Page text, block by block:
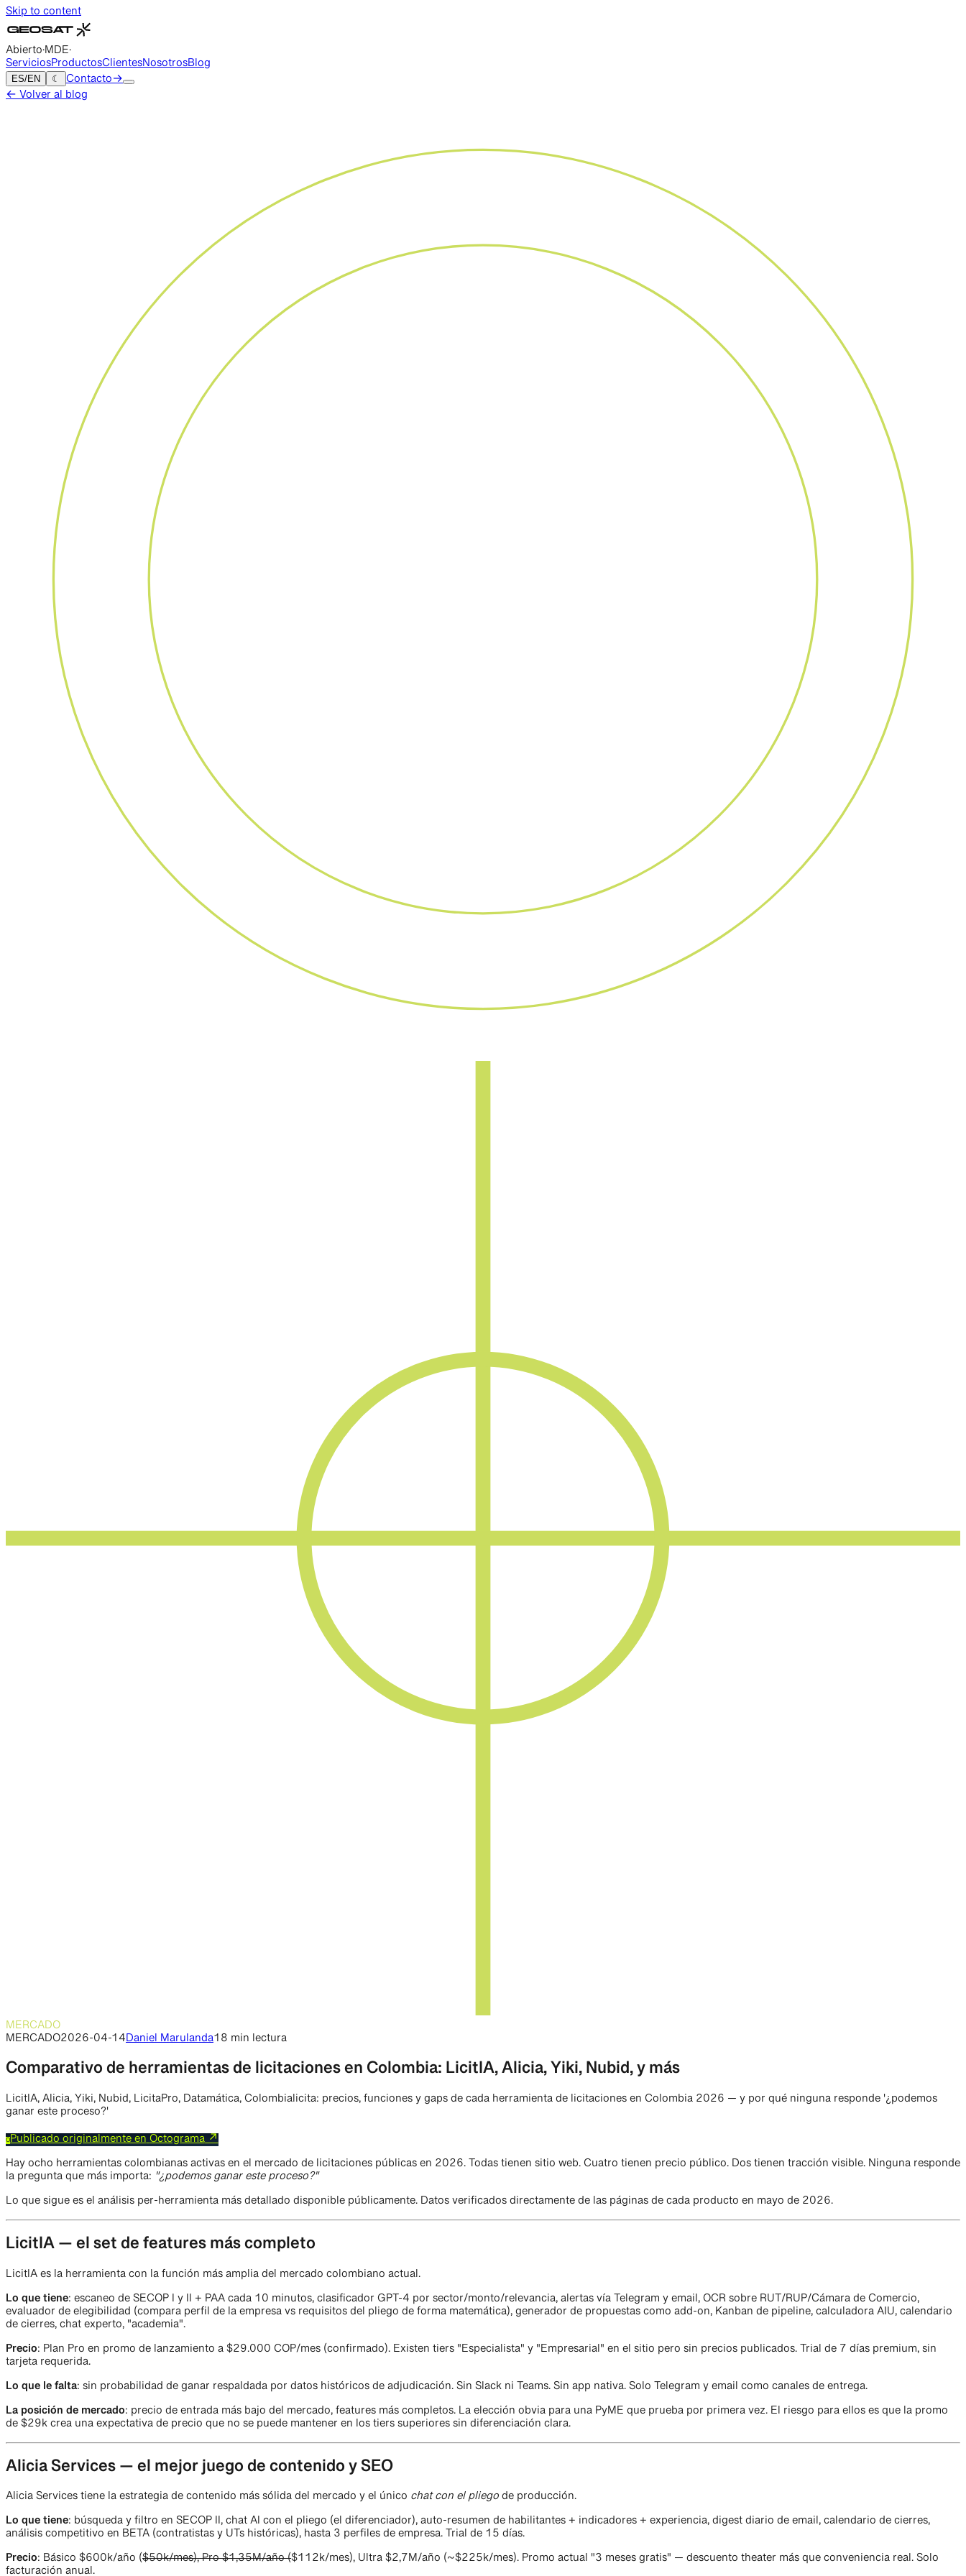
Skip to content
Abierto·MDE·
ServiciosProductosClientesNosotrosBlog
ES/EN ☾ Contacto→
←Volver al blog
MERCADO
MERCADO2026-04-14Daniel Marulanda18 min lectura
Comparativo de herramientas de licitaciones en Colombia: LicitIA, Alicia, Yiki, Nubid, y más
LicitIA, Alicia, Yiki, Nubid, LicitaPro, Datamática, Colombialicita: precios, funciones y gaps de cada herramienta de licitaciones en Colombia 2026 — y por qué ninguna responde '¿podemos
ganar este proceso?'
OPublicado originalmente en Octograma↗
Hay ocho herramientas colombianas activas en el mercado de licitaciones públicas en 2026. Todas tienen sitio web. Cuatro tienen precio público. Dos tienen tracción visible. Ninguna responde
la pregunta que más importa: "¿podemos ganar este proceso?"
Lo que sigue es el análisis per-herramienta más detallado disponible públicamente. Datos verificados directamente de las páginas de cada producto en mayo de 2026.
LicitIA — el set de features más completo
LicitIA es la herramienta con la función más amplia del mercado colombiano actual.
Lo que tiene: escaneo de SECOP I y II + PAA cada 10 minutos, clasificador GPT-4 por sector/monto/relevancia, alertas vía Telegram y email, OCR sobre RUT/RUP/Cámara de Comercio,
evaluador de elegibilidad (compara perfil de la empresa vs requisitos del pliego de forma matemática), generador de propuestas como add-on, Kanban de pipeline, calculadora AIU, calendario
de cierres, chat experto, "academia".
Precio: Plan Pro en promo de lanzamiento a $29.000 COP/mes (confirmado). Existen tiers "Especialista" y "Empresarial" en el sitio pero sin precios publicados. Trial de 7 días premium, sin
tarjeta requerida.
Lo que le falta: sin probabilidad de ganar respaldada por datos históricos de adjudicación. Sin Slack ni Teams. Sin app nativa. Solo Telegram y email como canales de entrega.
La posición de mercado: precio de entrada más bajo del mercado, features más completos. La elección obvia para una PyME que prueba por primera vez. El riesgo para ellos es que la promo
de $29k crea una expectativa de precio que no se puede mantener en los tiers superiores sin diferenciación clara.
Alicia Services — el mejor juego de contenido y SEO
Alicia Services tiene la estrategia de contenido más sólida del mercado y el único chat con el pliego de producción.
Lo que tiene: búsqueda y filtro en SECOP II, chat AI con el pliego (el diferenciador), auto-resumen de habilitantes + indicadores + experiencia, digest diario de email, calendario de cierres,
análisis competitivo en BETA (contratistas y UTs históricas), hasta 3 perfiles de empresa. Trial de 15 días.
Precio: Básico $600k/año ($50k/mes), Pro $1,35M/año ($112k/mes), Ultra $2,7M/año (~$225k/mes). Promo actual "3 meses gratis" — descuento theater más que conveniencia real. Solo
facturación anual.